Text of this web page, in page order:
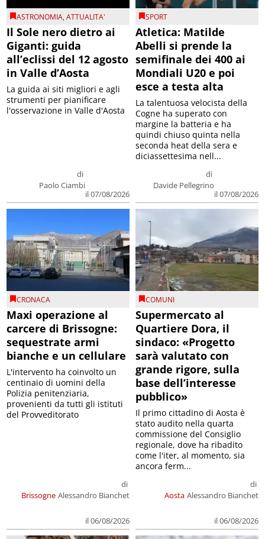
ASTRONOMIA,ATTUALITA'
Il Sole nero dietro ai
Giganti: guida
all’eclissi del 12 agosto
in Valle d’Aosta
di
Paolo Ciambi
il 07/08/2026
La guida ai siti migliori e agli
strumenti per pianificare
l'osservazione in Valle d'Aosta
SPORT
Atletica: Matilde
Abelli si prende la
semifinale dei 400 ai
Mondiali U20 e poi
esce a testa alta
di
Davide Pellegrino
il 07/08/2026
La talentuosa velocista della
Cogne ha superato con
margine la batteria e ha
quindi chiuso quinta nella
seconda heat della sera e
diciassettesima nell...
CRONACA
Maxi operazione al
carcere di Brissogne:
sequestrate armi
bianche e un cellulare
Brissogne
di
Alessandro Bianchet
il 06/08/2026
L'intervento ha coinvolto un
centinaio di uomini della
Polizia penitenziaria,
provenienti da tutti gli istituti
del Provveditorato
COMUNI
Supermercato al
Quartiere Dora, il
sindaco: «Progetto
sarà valutato con
grande rigore, sulla
base dell’interesse
pubblico»
Aosta
di
Alessandro Bianchet
il 06/08/2026
Il primo cittadino di Aosta è
stato audito nella quarta
commissione del Consiglio
regionale, dove ha ribadito
come l'iter, al momento, sia
ancora ferm...